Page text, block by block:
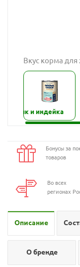
Вкус корма
Кролик и индейка
Бонусы за
товаров
Во всех
регионах
Описание
О бренде